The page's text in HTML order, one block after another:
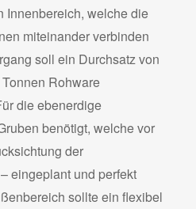
Innenbereich, welche die
miteinander verbinden
soll ein Durchsatz von
Rohware
die ebenerdige
benötigt, welche vor
der
eingeplant und perfekt
sollte ein flexibel